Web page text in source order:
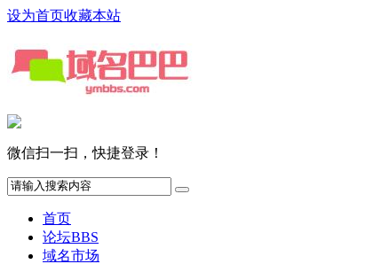
设为首页收藏本站
微信扫一扫，快捷登录！
首页
论坛BBS
域名市场